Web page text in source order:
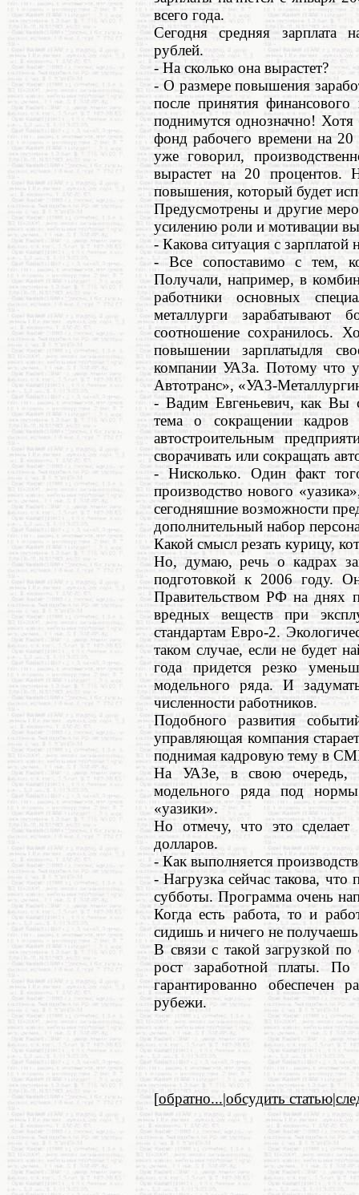
всего года.
Сегодня средняя зарплата
рублей.
- На сколько она вырастет?
- О размере повышения
после принятия
поднимутся однозначно!
фонд рабочего времени на
уже говорил,
вырастет на 20 процентов.
повышения, который будет
Предусмотрены и другие
усилению роли и мотивации
- Какова ситуация с
- Все сопоставимо с тем,
Получали, например, в
работники основных
металлурги
соотношение сохранилось.
повышении зарплатыдля
компании УАЗа. Потому что
Автотранс», «УАЗ-
- Вадим Евгеньевич, как Вы
тема о сокращении
автостроительным
сворачивать или сокращать
- Нисколько. Один факт
производство нового
сегодняшние возможности
дополнительный набор
Какой смысл резать курицу,
Но, думаю, речь о кадрах
подготовкой к 2006 году.
Правительством РФ на днях
вредных веществ при
стандартам Евро-2.
таком случае, если не будет
года придется резко
модельного ряда. И
численности работников.
Подобного развития
управляющая компания
поднимая кадровую тему в
На УАЗе, в свою очередь,
модельного ряда под
«уазики».
Но отмечу, что это
долларов.
- Как выполняется
- Нагрузка сейчас такова, что
субботы. Программа очень
Когда есть работа, то и
сидишь и ничего не
В связи с такой загрузкой
рост заработной платы.
гарантированно обеспечен
рубежи.
[обратно...|обсудить статью|